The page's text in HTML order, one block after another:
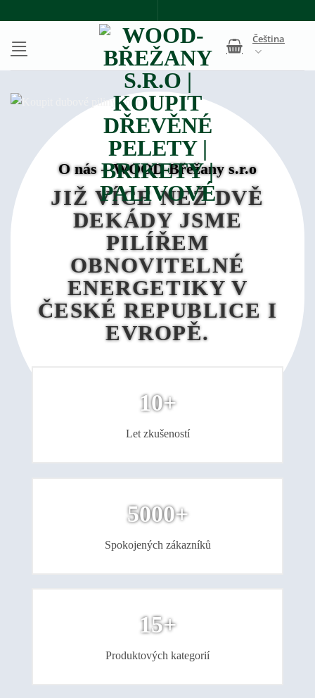
obsah
Čeština
O nás – WOOD-Břežany s.r.o
JIŽ VÍCE NEŽ DVĚ
DEKÁDY JSME
PILÍŘEM
OBNOVITELNÉ
ENERGETIKY V
ČESKÉ REPUBLICE I
EVROPĚ.
10+
Let zkušeností
5000+
Spokojených zákazníků
15+
Produktových kategorií